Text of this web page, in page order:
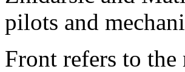
pilots and
Front refers to